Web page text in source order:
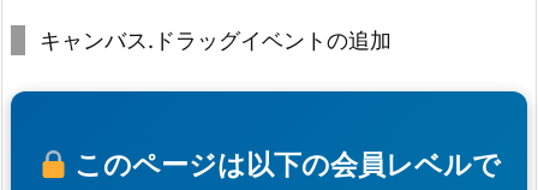
キャンバス.ドラッグイベントの追加
このページは以下の会員レベルで